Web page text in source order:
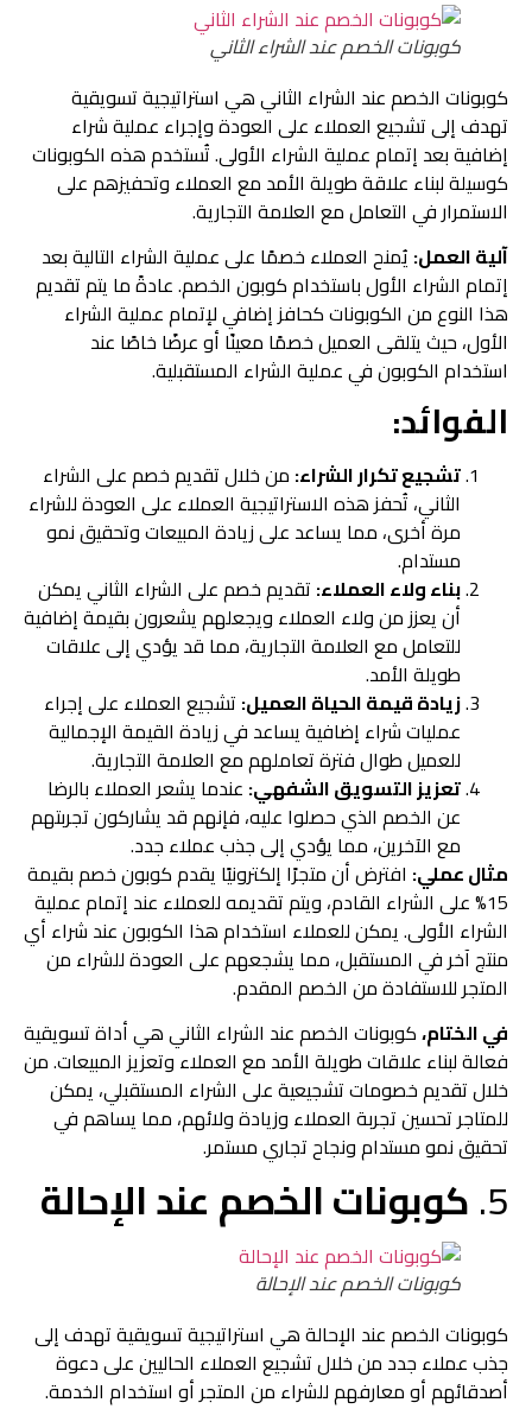
كوبونات الخصم عند الشراء الثاني
كوبونات الخصم عند الشراء الثاني هي استراتيجية تسويقية
تهدف إلى تشجيع العملاء على العودة وإجراء عملية شراء
إضافية بعد إتمام عملية الشراء الأولى. تُستخدم هذه الكوبونات
كوسيلة لبناء علاقة طويلة الأمد مع العملاء وتحفيزهم على
الاستمرار في التعامل مع العلامة التجارية.
آلية العمل:يُمنح العملاء خصمًا على عملية الشراء التالية بعد
إتمام الشراء الأول باستخدام كوبون الخصم. عادةً ما يتم تقديم
هذا النوع من الكوبونات كحافز إضافي لإتمام عملية الشراء
الأول، حيث يتلقى العميل خصمًا معينًا أو عرضًا خاصًا عند
استخدام الكوبون في عملية الشراء المستقبلية.
الفوائد:
تشجيع تكرار الشراء:من خلال تقديم خصم على الشراء
الثاني، تُحفز هذه الاستراتيجية العملاء على العودة للشراء
مرة أخرى، مما يساعد على زيادة المبيعات وتحقيق نمو
مستدام.
بناء ولاء العملاء:تقديم خصم على الشراء الثاني يمكن
أن يعزز من ولاء العملاء ويجعلهم يشعرون بقيمة إضافية
للتعامل مع العلامة التجارية، مما قد يؤدي إلى علاقات
طويلة الأمد.
زيادة قيمة الحياة العميل:تشجيع العملاء على إجراء
عمليات شراء إضافية يساعد في زيادة القيمة الإجمالية
للعميل طوال فترة تعاملهم مع العلامة التجارية.
تعزيز التسويق الشفهي:عندما يشعر العملاء بالرضا
عن الخصم الذي حصلوا عليه، فإنهم قد يشاركون تجربتهم
مع الآخرين، مما يؤدي إلى جذب عملاء جدد.
مثال عملي:افترض أن متجرًا إلكترونيًا يقدم كوبون خصم بقيمة
15% على الشراء القادم، ويتم تقديمه للعملاء عند إتمام عملية
الشراء الأولى. يمكن للعملاء استخدام هذا الكوبون عند شراء أي
منتج آخر في المستقبل، مما يشجعهم على العودة للشراء من
المتجر للاستفادة من الخصم المقدم.
في الختام،كوبونات الخصم عند الشراء الثاني هي أداة تسويقية
فعالة لبناء علاقات طويلة الأمد مع العملاء وتعزيز المبيعات. من
خلال تقديم خصومات تشجيعية على الشراء المستقبلي، يمكن
للمتاجر تحسين تجربة العملاء وزيادة ولائهم، مما يساهم في
تحقيق نمو مستدام ونجاح تجاري مستمر.
كوبونات الخصم عند الإحالة
كوبونات الخصم عند الإحالة
كوبونات الخصم عند الإحالة هي استراتيجية تسويقية تهدف إلى
جذب عملاء جدد من خلال تشجيع العملاء الحاليين على دعوة
أصدقائهم أو معارفهم للشراء من المتجر أو استخدام الخدمة.